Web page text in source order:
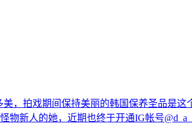
美，拍戏期间保持美丽的韩国保养圣品是这
新人的她，近期也终于开通IG帐号